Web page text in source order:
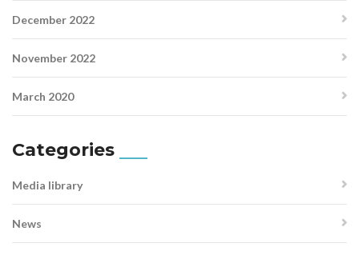
December 2022
November 2022
March 2020
Categories
Media library
News